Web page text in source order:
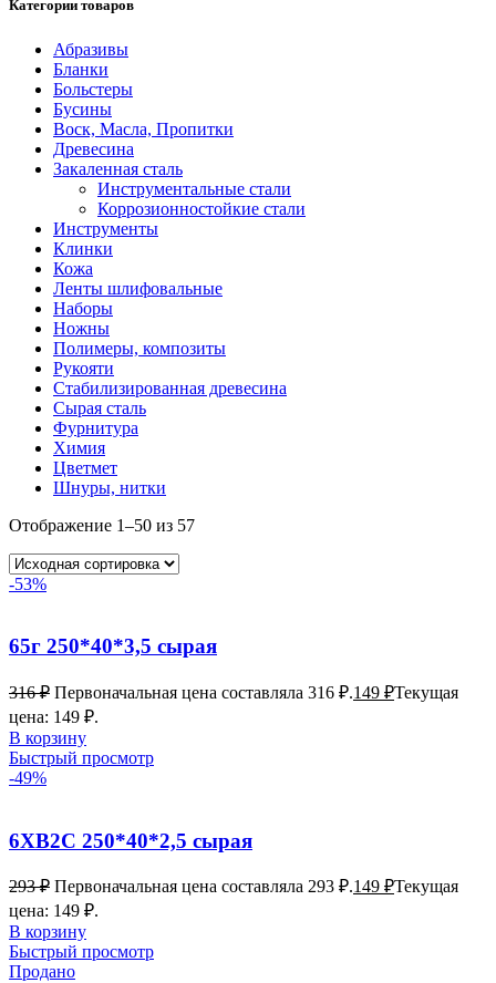
Категории товаров
Абразивы
Бланки
Больстеры
Бусины
Воск, Масла, Пропитки
Древесина
Закаленная сталь
Инструментальные стали
Коррозионностойкие стали
Инструменты
Клинки
Кожа
Ленты шлифовальные
Наборы
Ножны
Полимеры, композиты
Рукояти
Стабилизированная древесина
Сырая сталь
Фурнитура
Химия
Цветмет
Шнуры, нитки
Отображение 1–50 из 57
-53%
65г 250*40*3,5 сырая
316₽ Первоначальная цена составляла 316 ₽.149 ₽Текущая
цена: 149 ₽.
В корзину
Быстрый просмотр
-49%
6ХВ2С 250*40*2,5 сырая
293₽ Первоначальная цена составляла 293 ₽.149 ₽Текущая
цена: 149 ₽.
В корзину
Быстрый просмотр
Продано